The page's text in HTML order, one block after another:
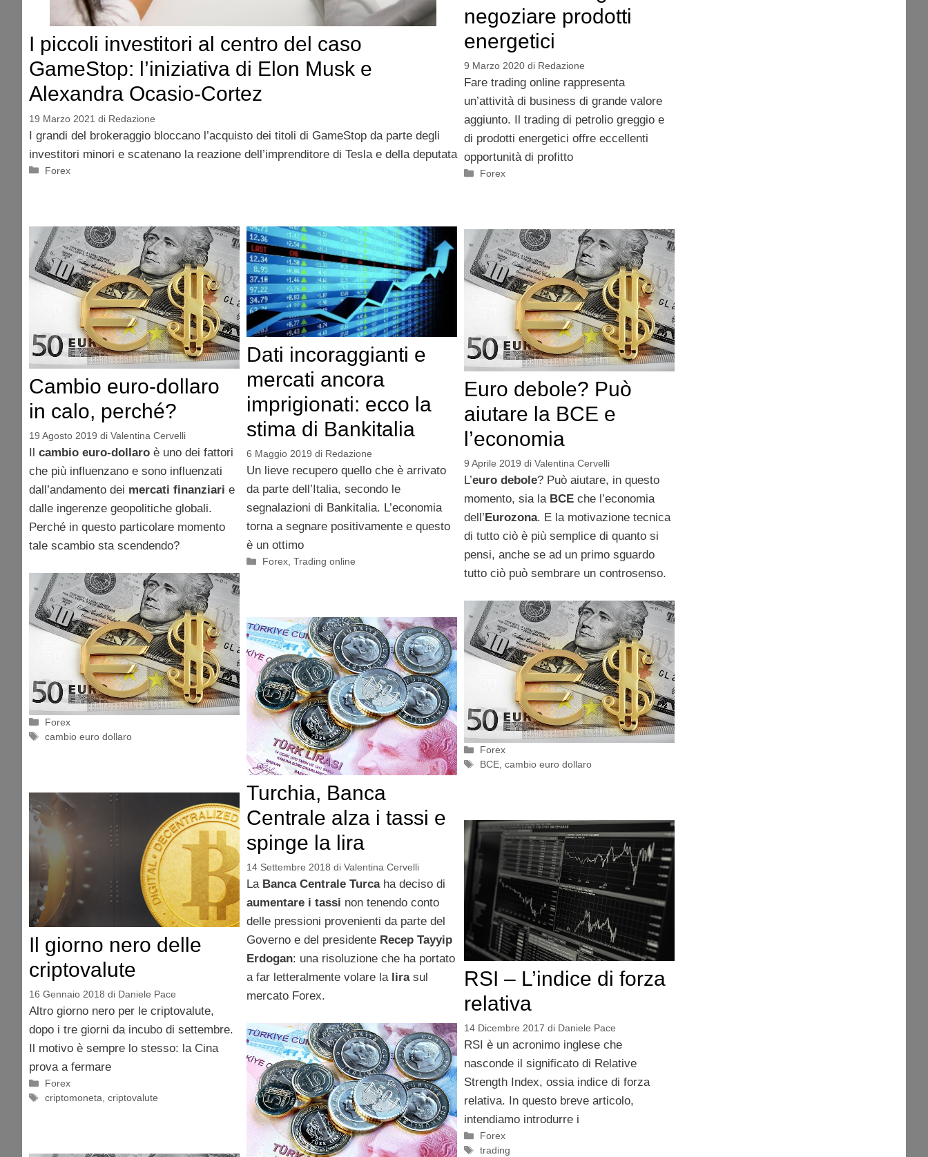
I piccoli investitori al centro del caso
GameStop: l’iniziativa di Elon Musk e
Alexandra Ocasio-Cortez
19 Marzo 2021 di Redazione
I grandi del brokeraggio bloccano l’acquisto dei titoli di GameStop da parte degli
investitori minori e scatenano la reazione dell’imprenditore di Tesla e della deputata
Categorie
Forex
negoziare prodotti
energetici
9 Marzo 2020 di Redazione
Fare trading online rappresenta
un’attività di business di grande valore
aggiunto. Il trading di petrolio greggio e
di prodotti energetici offre eccellenti
opportunità di profitto
Categorie
Forex
Cambio euro-dollaro
in calo, perché?
19 Agosto 2019 di Valentina Cervelli
cambio euro-dollaro è uno dei fattori
che più influenzano e sono influenzati
dall’andamento dei mercati finanziari e
dalle ingerenze geopolitiche globali.
Perché in questo particolare momento
tale scambio sta scendendo?
Categorie
Forex
Tag
cambio euro dollaro
Dati incoraggianti e
mercati ancora
imprigionati: ecco la
stima di Bankitalia
6 Maggio 2019 di Redazione
Un lieve recupero quello che è arrivato
da parte dell’Italia, secondo le
segnalazioni di Bankitalia. L’economia
torna a segnare positivamente e questo
è un ottimo
Categorie
Forex,Trading online
Euro debole? Può
aiutare la BCE e
l’economia
9 Aprile 2019 di Valentina Cervelli
L’euro debole? Può aiutare, in questo
momento, sia la BCEche l’economia
dell’ Eurozona. E la motivazione tecnica
di tutto ciò è più semplice di quanto si
pensi, anche se ad un primo sguardo
tutto ciò può sembrare un controsenso.
Categorie
Forex
Tag
BCE,cambio euro dollaro
Turchia, Banca
Centrale alza i tassi e
spinge la lira
14 Settembre 2018 di Valentina Cervelli
LaBanca Centrale Turcaha deciso di
aumentare i tassi non tenendo conto
delle pressioni provenienti da parte del
Governo e del presidente Recep Tayyip
Erdogan: una risoluzione che ha portato
a far letteralmente volare la lirasul
mercato Forex.
Il giorno nero delle
criptovalute
16 Gennaio 2018 di Daniele Pace
Altro giorno nero per le criptovalute,
dopo i tre giorni da incubo di settembre.
Il motivo è sempre lo stesso: la Cina
prova a fermare
Categorie
Forex
Tag
criptomoneta,criptovalute
RSI – L’indice di forza
relativa
14 Dicembre 2017 di Daniele Pace
RSI è un acronimo inglese che
nasconde il significato di Relative
Strength Index, ossia indice di forza
relativa. In questo breve articolo,
intendiamo introdurre i
Categorie
Forex
Tag
trading